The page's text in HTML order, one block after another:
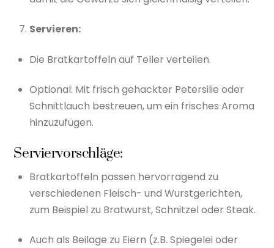
Servieren:
Die Bratkartoffeln auf Teller verteilen.
Optional: Mit frisch gehackter Petersilie oder
Schnittlauch bestreuen, um ein frisches Aroma
hinzuzufügen.
Serviervorschläge:
Bratkartoffeln passen hervorragend zu
verschiedenen Fleisch- und Wurstgerichten,
zum Beispiel zu Bratwurst, Schnitzel oder Steak.
Auch als Beilage zu Eiern (z.B. Spiegelei oder